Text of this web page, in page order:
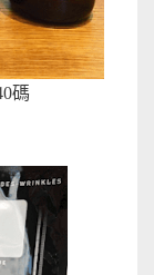
碼